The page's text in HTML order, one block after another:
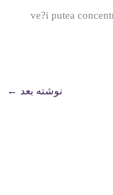
ve?i putea
نوشته بعد ←